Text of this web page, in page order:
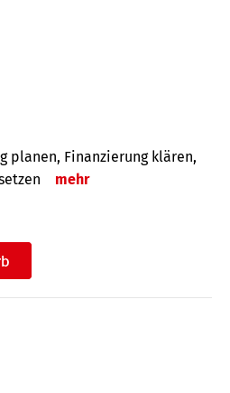
planen, Finanzierung klären,
mehr